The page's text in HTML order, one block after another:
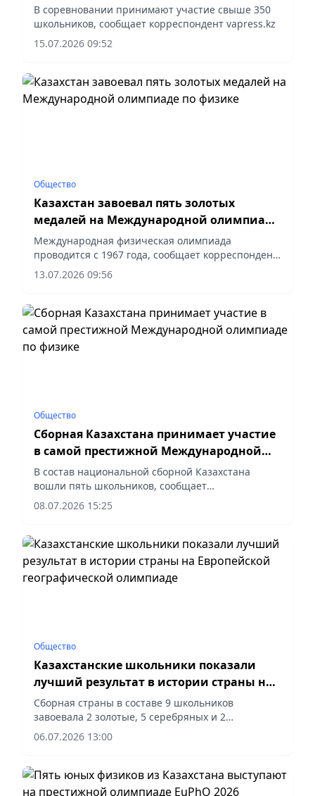
Ташкенте
В соревновании принимают участие свыше 350
школьников, сообщает корреспондент vapress.kz
15.07.2026 09:52
Общество
Казахстан завоевал пять золотых
медалей на Международной олимпиаде
по физике
Международная физическая олимпиада
проводится с 1967 года, сообщает корреспондент
vapress.kz.
13.07.2026 09:56
Общество
Сборная Казахстана принимает участие
в самой престижной Международной
олимпиаде по физике
В состав национальной сборной Казахстана
вошли пять школьников, сообщает
корреспондент vapress.kz.
08.07.2026 15:25
Общество
Казахстанские школьники показали
лучший результат в истории страны на
Европейской географической
олимпиаде
Сборная страны в составе 9 школьников
завоевала 2 золотые, 5 серебряных и 2
бронзовые медали, сообщает vapress.kz.
06.07.2026 13:00